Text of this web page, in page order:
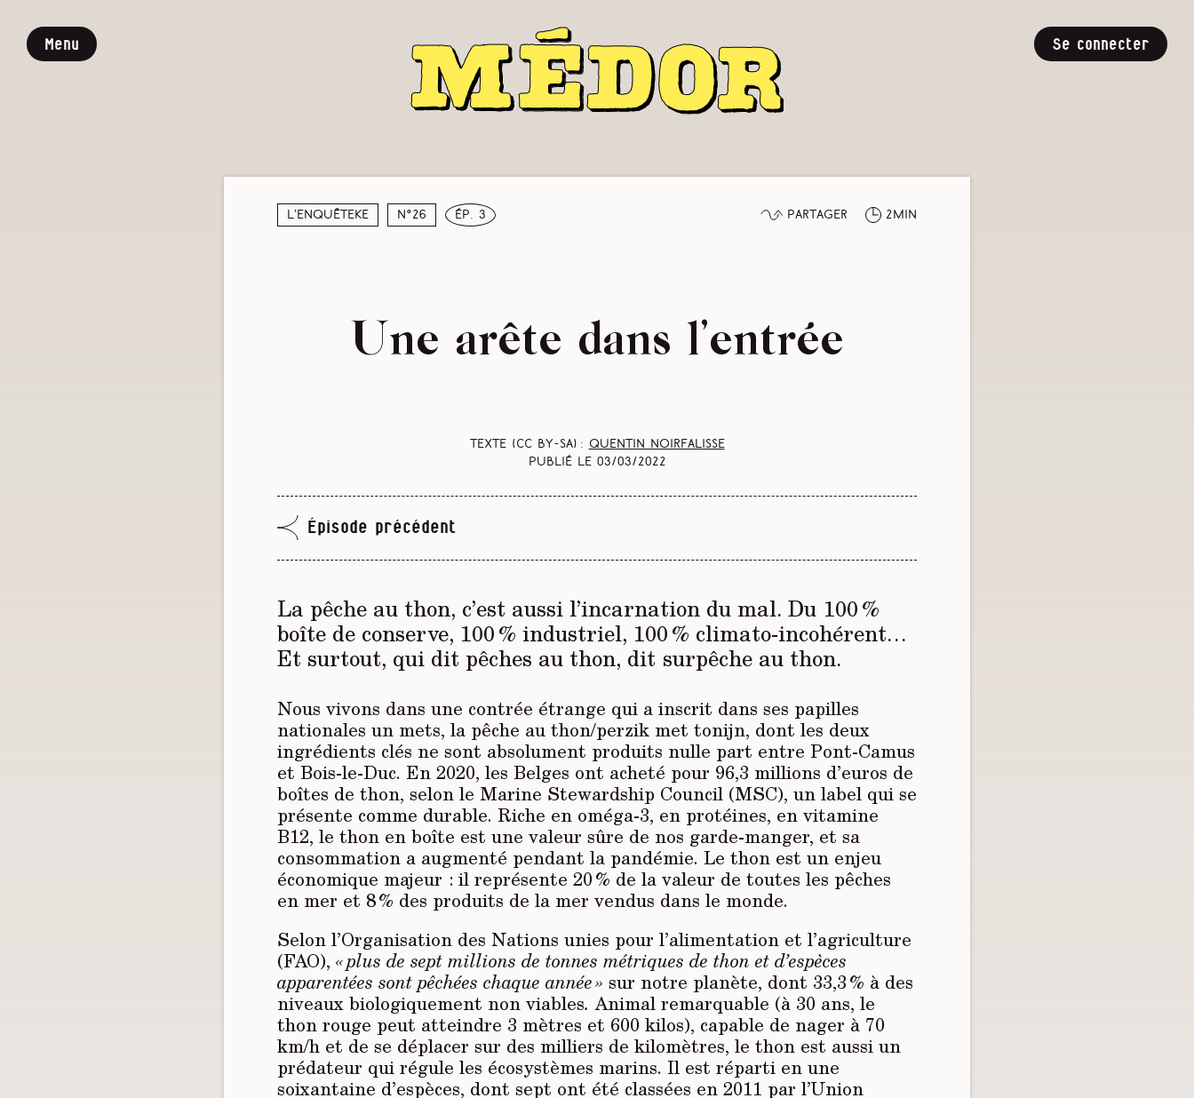
Menu Se connecter
L’enquêteke N°26 ép. 3 Partager 2min
Une arête dans l’entrée
Texte (CC BY-SA) :
Quentin Noirfalisse
Publié le 03/03/2022
Épisode précédent
La pêche au thon, c’est aussi l’incarnation du mal. Du 100 %
boîte de conserve, 100 % industriel, 100 % climato-incohérent…
Et surtout, qui dit pêches au thon, dit surpêche au thon.
Nous vivons dans une contrée étrange qui a inscrit dans ses papilles
nationales un mets, la pêche au thon/perzik met tonijn, dont les deux
ingrédients clés ne sont absolument produits nulle part entre Pont-Camus
et Bois-le-Duc. En 2020, les Belges ont acheté pour 96,3 millions d’euros de
boîtes de thon, selon le Marine Stewardship Council (MSC), un label qui se
présente comme durable. Riche en oméga-3, en protéines, en vitamine
B12, le thon en boîte est une valeur sûre de nos garde-manger, et sa
consommation a augmenté pendant la pandémie. Le thon est un enjeu
économique majeur : il représente 20 % de la valeur de toutes les pêches
en mer et 8 % des produits de la mer vendus dans le monde.
Selon l’Organisation des Nations unies pour l’alimentation et l’agriculture
(FAO), « plus de sept millions de tonnes métriques de thon et d’espèces
apparentées sont pêchées chaque année » sur notre planète, dont 33,3 % à des
niveaux biologiquement non viables. Animal remarquable (à 30 ans, le
thon rouge peut atteindre 3 mètres et 600 kilos), capable de nager à 70
km/h et de se déplacer sur des milliers de kilomètres, le thon est aussi un
prédateur qui régule les écosystèmes marins. Il est réparti en une
soixantaine d’espèces, dont sept ont été classées en 2011 par l’Union